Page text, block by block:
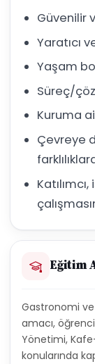
Güvenilir
Yaratıcı
Yaşam
Süreç/
Kuruma
Çevreye
Eğitim
Gastronomi
amacı,
Yönetimi,
konularında